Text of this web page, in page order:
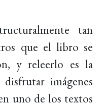
tan
que el libro se
y releerlo es la
imágenes
uno de los textos